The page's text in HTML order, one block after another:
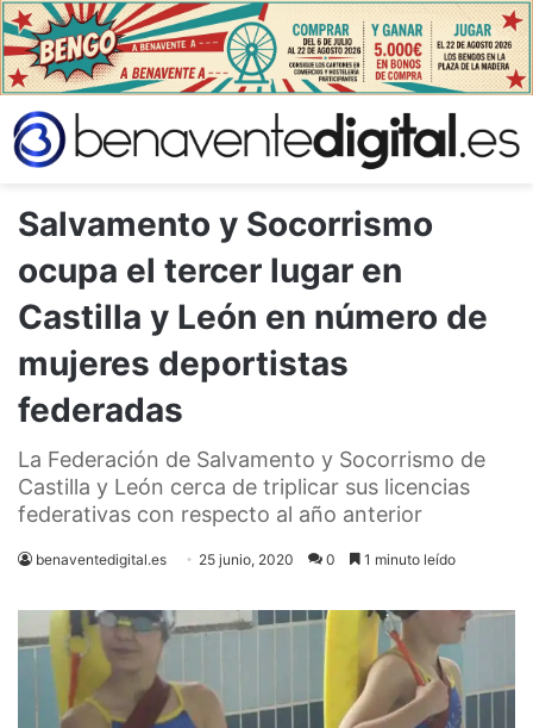
Salvamento y Socorrismo
ocupa el tercer lugar en
Castilla y León en número de
mujeres deportistas
federadas
La Federación de Salvamento y Socorrismo de
Castilla y León cerca de triplicar sus licencias
federativas con respecto al año anterior
benaventedigital.es 25 junio, 2020 0 1 minuto leído